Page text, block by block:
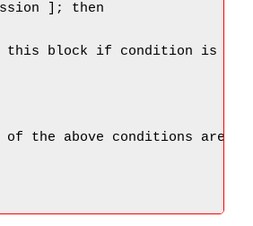
]; then
this block if condition is
of the above conditions are